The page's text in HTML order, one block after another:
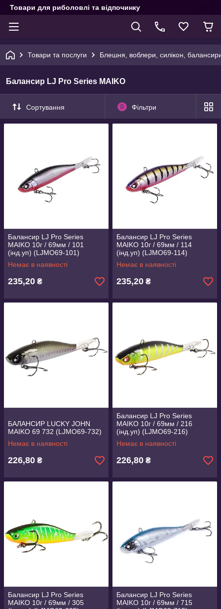
Товари для риболовлі та відпочинку
Товари та послуги Блешня, воблери, силікон,
Балансир LJ Pro Series MAIKO
Сортування 0 Фільтри
Балансир LJ Pro Series
MAIKO 10г / 69мм / 101
(інд.уп) (LJMO69-101)
Немає в наявності
235,20 ₴
Балансир LJ Pro Series
MAIKO 10г / 69мм / 114
(інд.уп) (LJMO69-114)
Немає в наявності
235,20 ₴
БАЛАНСИР LUCKY JOHN
MAIKO 69 732 (LJMO69-732)
Немає в наявності
226,80 ₴
Балансир LJ Pro Series
MAIKO 10г / 69мм / 216
(інд.уп) (LJMO69-216)
Немає в наявності
226,80 ₴
Балансир LJ Pro Series
MAIKO 10г / 69мм / 305
Балансир LJ Pro Series
MAIKO 10г / 69мм / 715